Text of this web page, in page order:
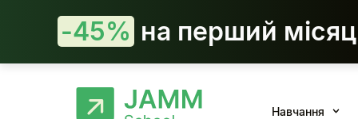
-45% на перший
Навчання